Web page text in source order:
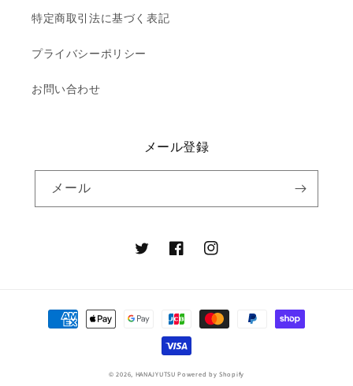
特定商取引法に基づく表記
プライバシーポリシー
お問い合わせ
メール登録
メール
TwitterFacebookInstagram
© 2026, HANAJYUTSU Powered by Shopify